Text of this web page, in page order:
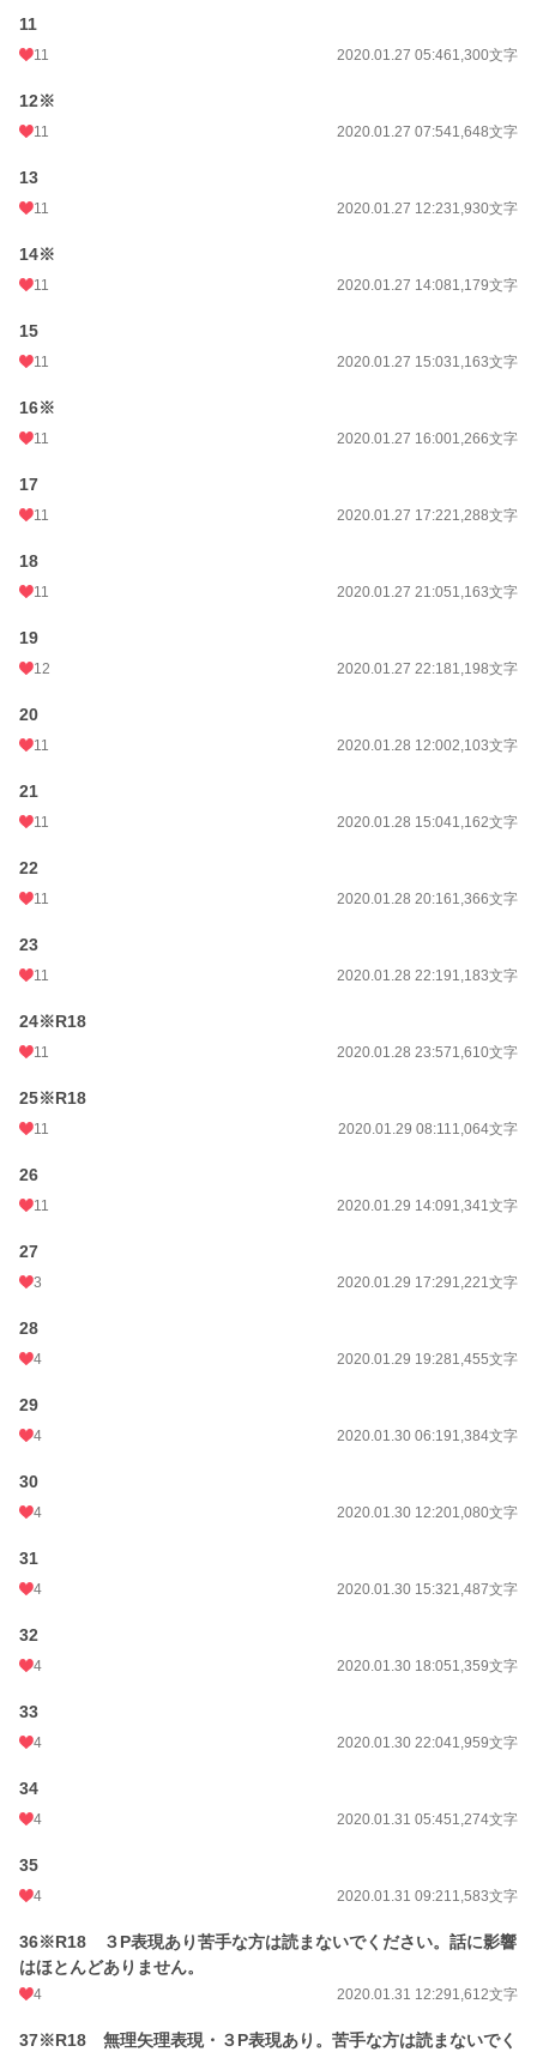
11
11 2020.01.27 05:461,300文字
12※
11 2020.01.27 07:541,648文字
13
11 2020.01.27 12:231,930文字
14※
11 2020.01.27 14:081,179文字
15
11 2020.01.27 15:031,163文字
16※
11 2020.01.27 16:001,266文字
17
11 2020.01.27 17:221,288文字
18
11 2020.01.27 21:051,163文字
19
12 2020.01.27 22:181,198文字
20
11 2020.01.28 12:002,103文字
21
11 2020.01.28 15:041,162文字
22
11 2020.01.28 20:161,366文字
23
11 2020.01.28 22:191,183文字
24※R18
11 2020.01.28 23:571,610文字
25※R18
11 2020.01.29 08:111,064文字
26
11 2020.01.29 14:091,341文字
27
3 2020.01.29 17:291,221文字
28
4 2020.01.29 19:281,455文字
29
4 2020.01.30 06:191,384文字
30
4 2020.01.30 12:201,080文字
31
4 2020.01.30 15:321,487文字
32
4 2020.01.30 18:051,359文字
33
4 2020.01.30 22:041,959文字
34
4 2020.01.31 05:451,274文字
35
4 2020.01.31 09:211,583文字
36※R18 ３P表現あり苦手な方は読まないでください。話に影響
はほとんどありません。
4 2020.01.31 12:291,612文字
37※R18 無理矢理表現・３P表現あり。苦手な方は読まないでく